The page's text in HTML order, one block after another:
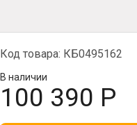
Код товара: КБ0495162
В наличии
100 390 Р